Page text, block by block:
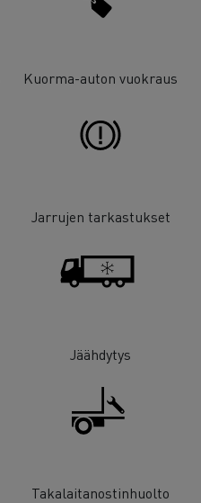
Kuorma-auton vuokraus
Jarrujen tarkastukset
Jäähdytys
Takalaitanostinhuolto